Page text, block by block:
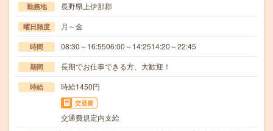
勤務地 長野県上伊那郡
曜日頻度 月～金
時間 08:30～16:5506:00～14:2514:20～22:45
期間 長期でお仕事できる方、大歓迎！
時給 時給1450円
交通費
交通費規定内支給